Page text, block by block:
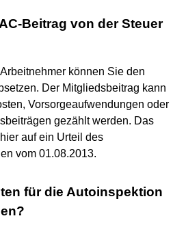
Beitrag von der Steuer
können Sie den
Der Mitgliedsbeitrag kann
Vorsorgeaufwendungen oder
gezählt werden. Das
auf ein Urteil des
vom 01.08.2013.
für die Autoinspektion